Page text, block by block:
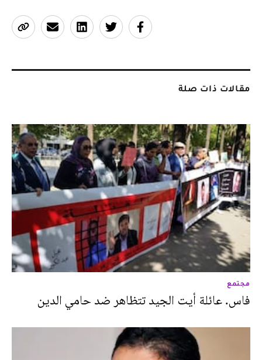
مقالات ذات صلة
مجتمع
فاس. عائلة أيت الجيد تتظاهر ضد حامي الدين